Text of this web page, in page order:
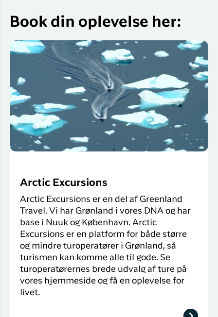
Book din oplevelse her:
Arctic Excursions
Arctic Excursions er en del af Greenland
Travel. Vi har Grønland i vores DNA og har
base i Nuuk og København. Arctic
Excursions er en platform for både større
og mindre turoperatører i Grønland, så
turismen kan komme alle til gode. Se
turoperatørernes brede udvalg af ture på
vores hjemmeside og få en oplevelse for
livet.